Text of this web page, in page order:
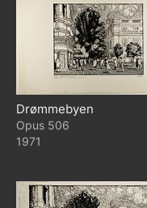
Drømmebyen
506
1971